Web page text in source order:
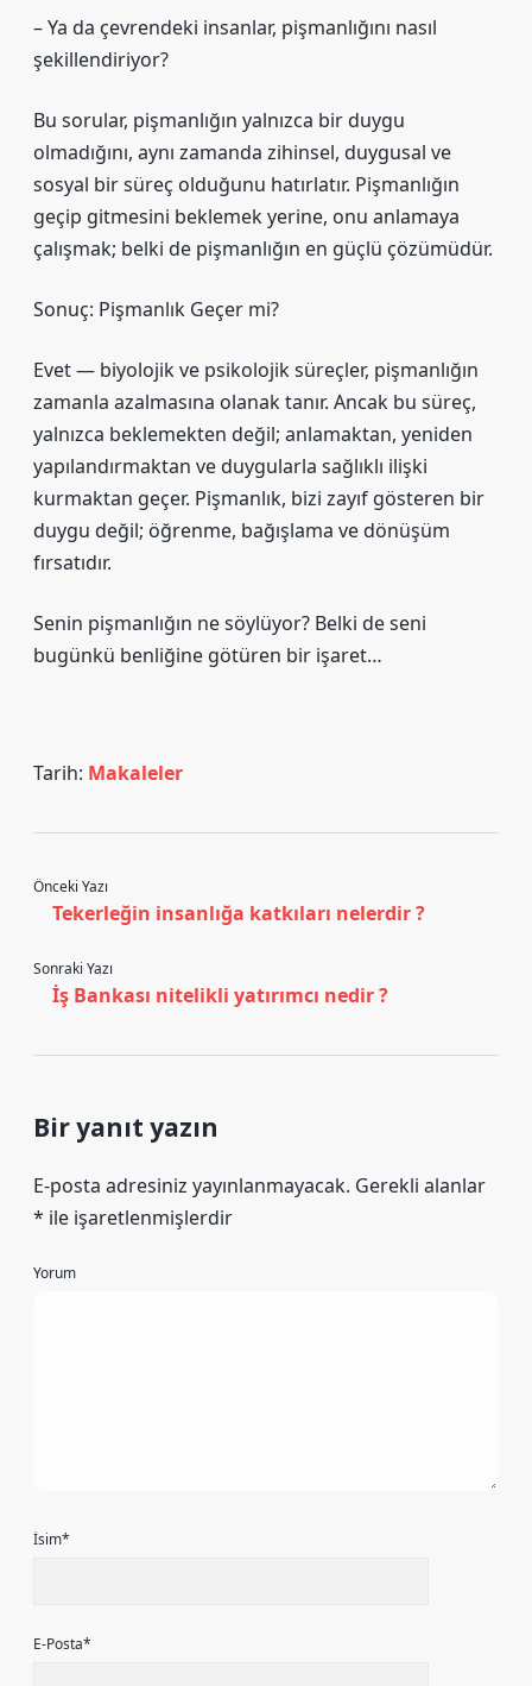
– Ya da çevrendeki insanlar, pişmanlığını nasıl
şekillendiriyor?
Bu sorular, pişmanlığın yalnızca bir duygu
olmadığını, aynı zamanda zihinsel, duygusal ve
sosyal bir süreç olduğunu hatırlatır. Pişmanlığın
geçip gitmesini beklemek yerine, onu anlamaya
çalışmak; belki de pişmanlığın en güçlü çözümüdür.
Sonuç: Pişmanlık Geçer mi?
Evet — biyolojik ve psikolojik süreçler, pişmanlığın
zamanla azalmasına olanak tanır. Ancak bu süreç,
yalnızca beklemekten değil; anlamaktan, yeniden
yapılandırmaktan ve duygularla sağlıklı ilişki
kurmaktan geçer. Pişmanlık, bizi zayıf gösteren bir
duygu değil; öğrenme, bağışlama ve dönüşüm
fırsatıdır.
Senin pişmanlığın ne söylüyor? Belki de seni
bugünkü benliğine götüren bir işaret…
Tarih: Makaleler
Önceki Yazı
Tekerleğin insanlığa katkıları nelerdir ?
Sonraki Yazı
İş Bankası nitelikli yatırımcı nedir ?
Bir yanıt yazın
E-posta adresiniz yayınlanmayacak. Gerekli alanlar
* ile işaretlenmişlerdir
Yorum
İsim*
E-Posta*